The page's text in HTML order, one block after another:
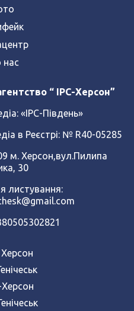
нас
“ IPC-Херсон”
«ІРС-Південь»
в Реєстрі: № R40-05285
м. Херсон,вул.Пилипа
30
листування:
Херсон
Херсон